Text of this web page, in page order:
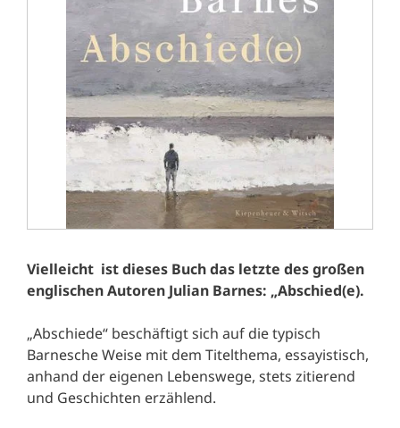
Vielleicht ist dieses Buch das letzte des großen
englischen Autoren Julian Barnes: „Abschied(e).
„Abschiede“ beschäftigt sich auf die typisch
Barnesche Weise mit dem Titelthema, essayistisch,
anhand der eigenen Lebenswege, stets zitierend
und Geschichten erzählend.